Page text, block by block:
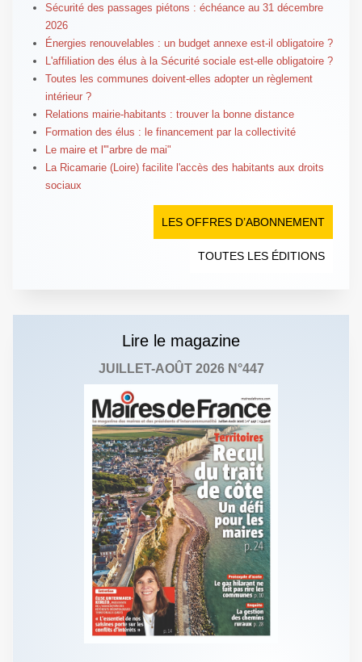
Sécurité des passages piétons : échéance au 31 décembre
2026
Énergies renouvelables : un budget annexe est-il obligatoire ?
L'affiliation des élus à la Sécurité sociale est-elle obligatoire ?
Toutes les communes doivent-elles adopter un règlement
intérieur ?
Relations mairie-habitants : trouver la bonne distance
Formation des élus : le financement par la collectivité
Le maire et l'"arbre de mai"
La Ricamarie (Loire) facilite l'accès des habitants aux droits
sociaux
LES OFFRES D’ABONNEMENT
TOUTES LES ÉDITIONS
Lire le magazine
JUILLET-AOÛT 2026 N°447